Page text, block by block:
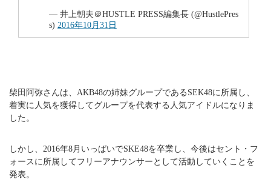
— 井上朝夫＠HUSTLE PRESS編集長 (@HustlePres
s) 2016年10月31日
柴田阿弥さんは、AKB48の姉妹グループであるSEK48に所属し、
着実に人気を獲得してグループを代表する人気アイドルになりま
した。
しかし、2016年8月いっぱいでSKE48を卒業し、今後はセント・フ
ォースに所属してフリーアナウンサーとして活動していくことを
発表。